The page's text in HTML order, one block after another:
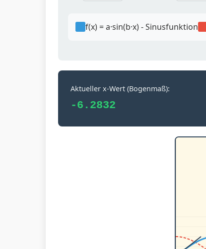
f(x) = a·sin(b·x) - Sinusfunktion
Aktueller x-Wert (Bogenmaß):
-6.2832